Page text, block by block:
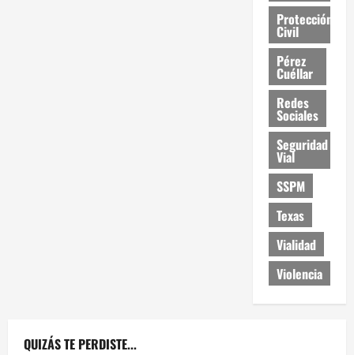
Protección
Civil
Pérez
Cuéllar
Redes
Sociales
Seguridad
Vial
SSPM
Texas
Vialidad
Violencia
QUIZÁS TE PERDISTE...